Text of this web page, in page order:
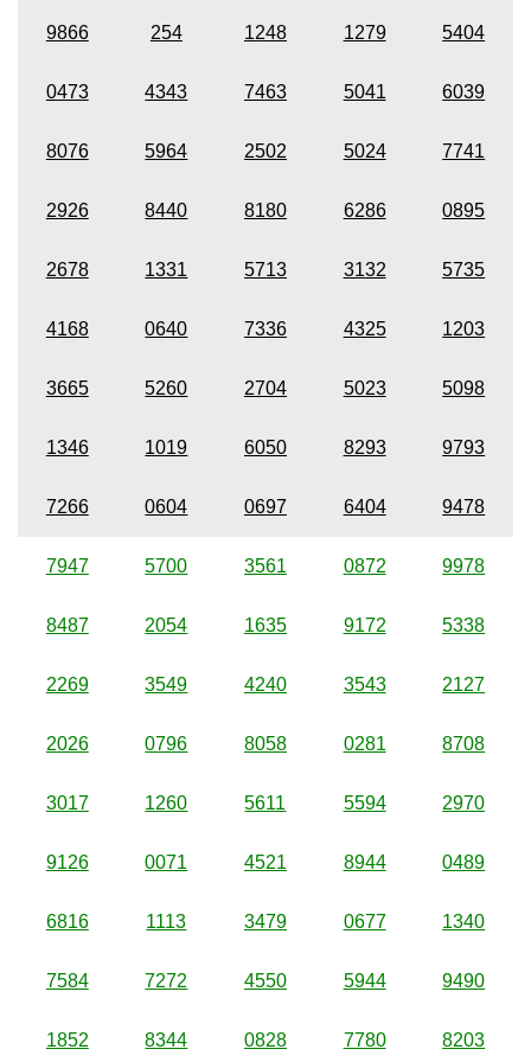
9866 254 1248 1279 5404
0473 4343 7463 5041 6039
8076 5964 2502 5024 7741
2926 8440 8180 6286 0895
2678 1331 5713 3132 5735
4168 0640 7336 4325 1203
3665 5260 2704 5023 5098
1346 1019 6050 8293 9793
7266 0604 0697 6404 9478
7947 5700 3561 0872 9978
8487 2054 1635 9172 5338
2269 3549 4240 3543 2127
2026 0796 8058 0281 8708
3017 1260 5611 5594 2970
9126 0071 4521 8944 0489
6816 1113 3479 0677 1340
7584 7272 4550 5944 9490
1852 8344 0828 7780 8203